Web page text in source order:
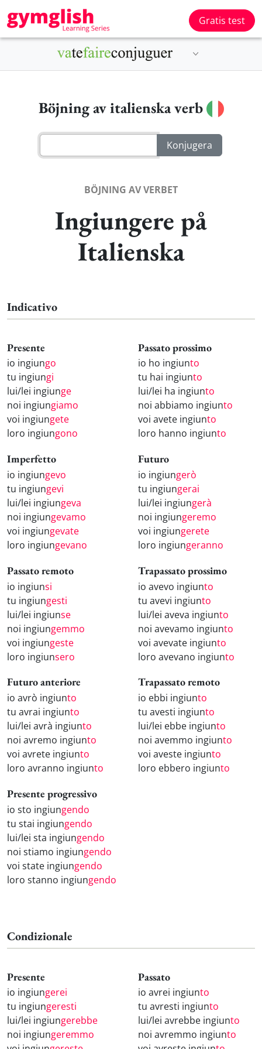
Gratis test
Böjning av italienska verb
BÖJNING AV VERBET
Ingiungere på
Italienska
Indicativo
Presente
io ingiungo
tu ingiungi
lui/lei ingiunge
noi ingiungiamo
voi ingiungete
loro ingiungono
Passato prossimo
io ho ingiunto
tu hai ingiunto
lui/lei ha ingiunto
noi abbiamo ingiunto
voi avete ingiunto
loro hanno ingiunto
Imperfetto
io ingiungevo
tu ingiungevi
lui/lei ingiungeva
noi ingiungevamo
voi ingiungevate
loro ingiungevano
Futuro
io ingiungerò
tu ingiungerai
lui/lei ingiungerà
noi ingiungeremo
voi ingiungerete
loro ingiungeranno
Passato remoto
io ingiunsi
tu ingiungesti
lui/lei ingiunse
noi ingiungemmo
voi ingiungeste
loro ingiunsero
Trapassato prossimo
io avevo ingiunto
tu avevi ingiunto
lui/lei aveva ingiunto
noi avevamo ingiunto
voi avevate ingiunto
loro avevano ingiunto
Futuro anteriore
io avrò ingiunto
tu avrai ingiunto
lui/lei avrà ingiunto
noi avremo ingiunto
voi avrete ingiunto
loro avranno ingiunto
Trapassato remoto
io ebbi ingiunto
tu avesti ingiunto
lui/lei ebbe ingiunto
noi avemmo ingiunto
voi aveste ingiunto
loro ebbero ingiunto
Presente progressivo
io sto ingiungendo
tu stai ingiungendo
lui/lei sta ingiungendo
noi stiamo ingiungendo
voi state ingiungendo
loro stanno ingiungendo
Condizionale
Presente
io ingiungerei
tu ingiungeresti
lui/lei ingiungerebbe
noi ingiungeremmo
Passato
io avrei ingiunto
tu avresti ingiunto
lui/lei avrebbe ingiunto
noi avremmo ingiunto